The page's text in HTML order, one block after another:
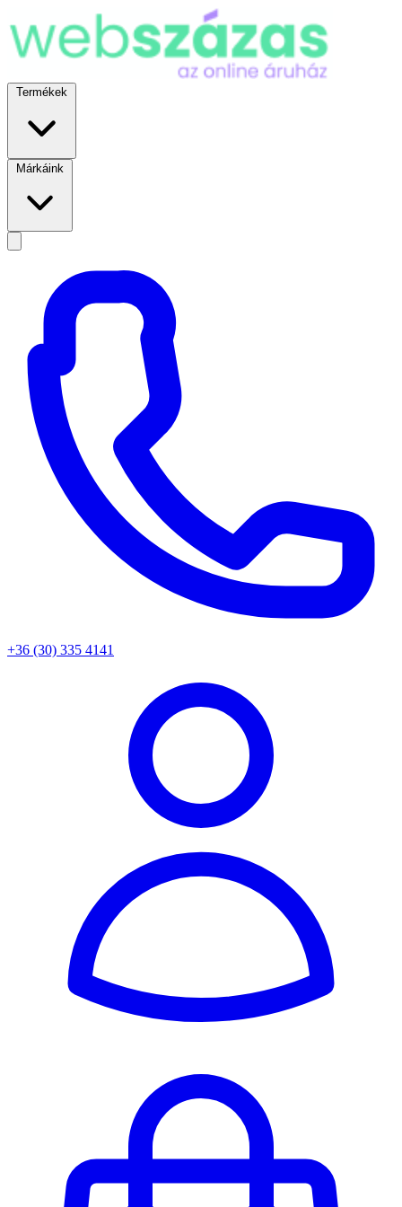
Termékek
Márkáink
+36 (30) 335 4141